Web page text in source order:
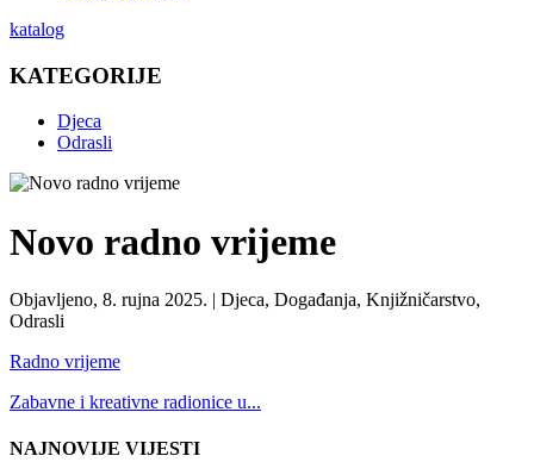
katalog
KATEGORIJE
Djeca
Odrasli
Novo radno vrijeme
Objavljeno, 8. rujna 2025. | Djeca, Događanja, Knjižničarstvo,
Odrasli
Radno vrijeme
Zabavne i kreativne radionice u...
NAJNOVIJE VIJESTI